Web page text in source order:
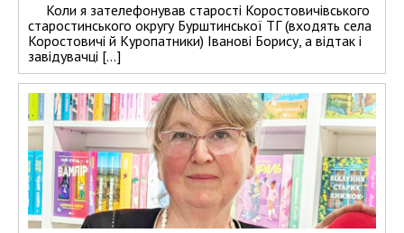
Коли я зателефонував старості Коростовичівського
старостинського округу Бурштинської ТГ (входять села
Коростовичі й Куропатники) Іванові Борису, а відтак і
завідувачці […]